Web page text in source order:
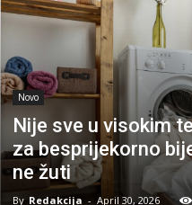
Novo
Nije sve u visokim
za besprijekorno
ne žuti
By Redakcija - April 30, 2026